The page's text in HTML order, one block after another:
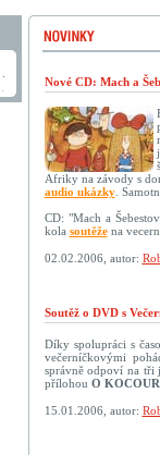
Nové CD: Mach a
Afriky na závody s
audio ukázky.
CD: "Mach a
kola soutěžena
02.02.2006, autor:
Soutěž o DVD s
Díky spolupráci s
večerníčkovými
správně odpoví na tři
přílohou O
15.01.2006, autor: